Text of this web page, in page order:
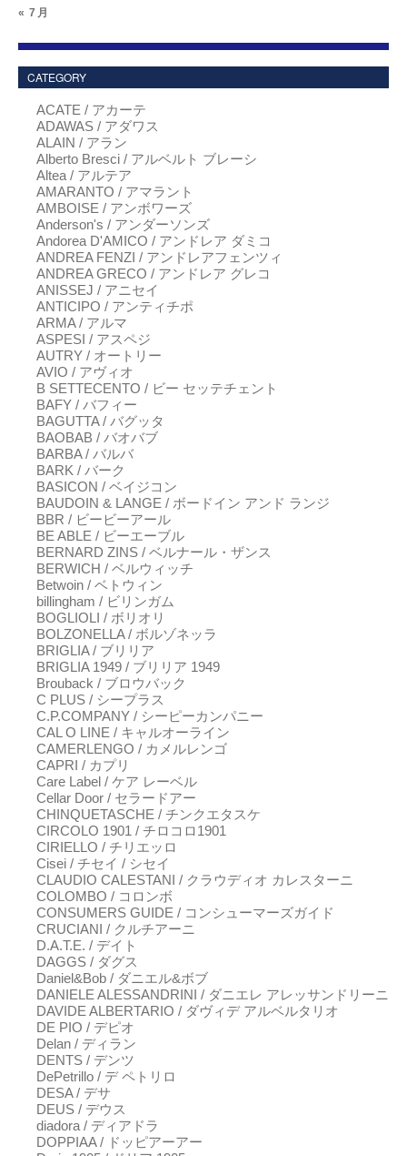
« 7月
CATEGORY
ACATE / アカーテ
ADAWAS / アダワス
ALAIN / アラン
Alberto Bresci / アルベルト ブレーシ
Altea / アルテア
AMARANTO / アマラント
AMBOISE / アンボワーズ
Anderson's / アンダーソンズ
Andorea D'AMICO / アンドレア ダミコ
ANDREA FENZI / アンドレアフェンツィ
ANDREA GRECO / アンドレア グレコ
ANISSEJ / アニセイ
ANTICIPO / アンティチポ
ARMA / アルマ
ASPESI / アスペジ
AUTRY / オートリー
AVIO / アヴィオ
B SETTECENTO / ビー セッテチェント
BAFY / バフィー
BAGUTTA / バグッタ
BAOBAB / バオバブ
BARBA / バルバ
BARK / バーク
BASICON / ベイジコン
BAUDOIN & LANGE / ボードイン アンド ランジ
BBR / ビービーアール
BE ABLE / ビーエーブル
BERNARD ZINS / ベルナール・ザンス
BERWICH / ベルウィッチ
Betwoin / ベトウィン
billingham / ビリンガム
BOGLIOLI / ボリオリ
BOLZONELLA / ボルゾネッラ
BRIGLIA / ブリリア
BRIGLIA 1949 / ブリリア 1949
Brouback / ブロウバック
C PLUS / シープラス
C.P.COMPANY / シーピーカンパニー
CAL O LINE / キャルオーライン
CAMERLENGO / カメルレンゴ
CAPRI / カプリ
Care Label / ケア レーベル
Cellar Door / セラードアー
CHINQUETASCHE / チンクエタスケ
CIRCOLO 1901 / チロコロ1901
CIRIELLO / チリエッロ
Cisei / チセイ / シセイ
CLAUDIO CALESTANI / クラウディオ カレスターニ
COLOMBO / コロンボ
CONSUMERS GUIDE / コンシューマーズガイド
CRUCIANI / クルチアーニ
D.A.T.E. / デイト
DAGGS / ダグス
Daniel&Bob / ダニエル&ボブ
DANIELE ALESSANDRINI / ダニエレ アレッサンドリーニ
DAVIDE ALBERTARIO / ダヴィデ アルベルタリオ
DE PIO / デピオ
Delan / ディラン
DENTS / デンツ
DePetrillo / デ ペトリロ
DESA / デサ
DEUS / デウス
diadora / ディアドラ
DOPPIAA / ドッピアーアー